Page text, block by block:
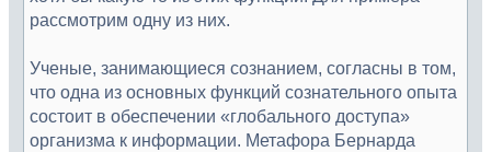
рассмотрим одну из них.
Ученые, занимающиеся сознанием, согласны в том,
что одна из основных функций сознательного опыта
состоит в обеспечении «глобального доступа»
организма к информации. Метафора Бернарда